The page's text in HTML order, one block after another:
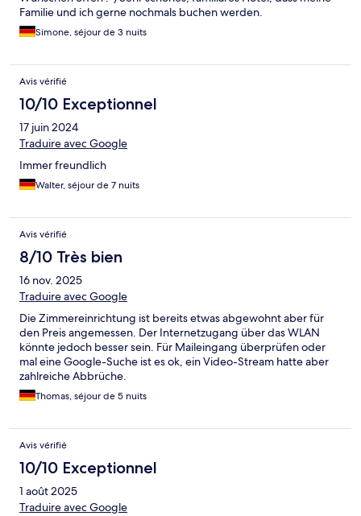
Familie und ich gerne nochmals buchen werden.
Simone, séjour de 3 nuits
Avis vérifié
10/10 Exceptionnel
17 juin 2024
Traduire avec Google
Immer freundlich
Walter, séjour de 7 nuits
Avis vérifié
8/10 Très bien
16 nov. 2025
Traduire avec Google
Die Zimmereinrichtung ist bereits etwas abgewohnt aber für
den Preis angemessen. Der Internetzugang über das WLAN
könnte jedoch besser sein. Für Maileingang überprüfen oder
mal eine Google-Suche ist es ok, ein Video-Stream hatte aber
zahlreiche Abbrüche.
Thomas, séjour de 5 nuits
Avis vérifié
10/10 Exceptionnel
1 août 2025
Traduire avec Google